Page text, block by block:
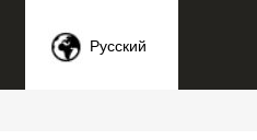
Русский